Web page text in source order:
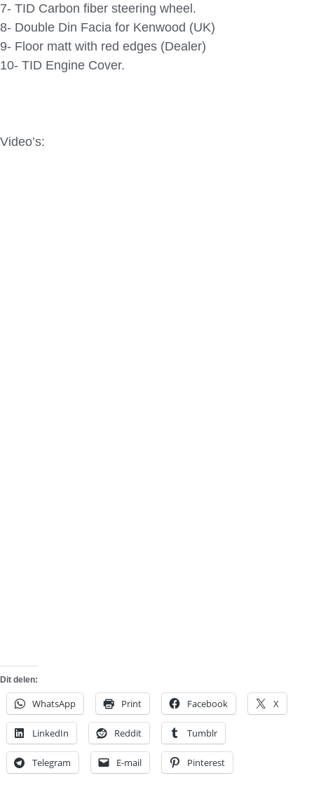
7- TID Carbon fiber steering wheel.
8- Double Din Facia for Kenwood (UK)
9- Floor matt with red edges (Dealer)
10- TID Engine Cover.
Video’s:
Dit delen:
WhatsApp Print Facebook X
LinkedIn Reddit Tumblr
Telegram E-mail Pinterest